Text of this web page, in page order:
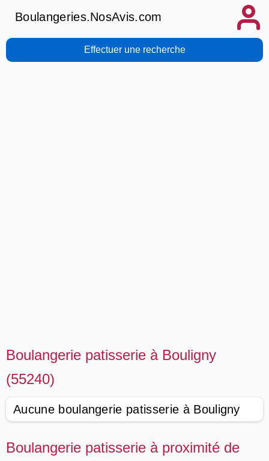
Boulangeries.NosAvis.com
Effectuer une recherche
Boulangerie patisserie à Bouligny
(55240)
Aucune boulangerie patisserie à Bouligny
Boulangerie patisserie à proximité de